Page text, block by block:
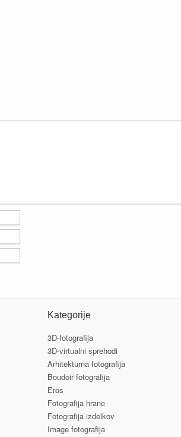
Kategorije
3D-fotografija
3D-virtualni sprehodi
Arhitekturna fotografija
Boudoir fotografija
Eros
Fotografija hrane
Fotografija izdelkov
Image fotografija